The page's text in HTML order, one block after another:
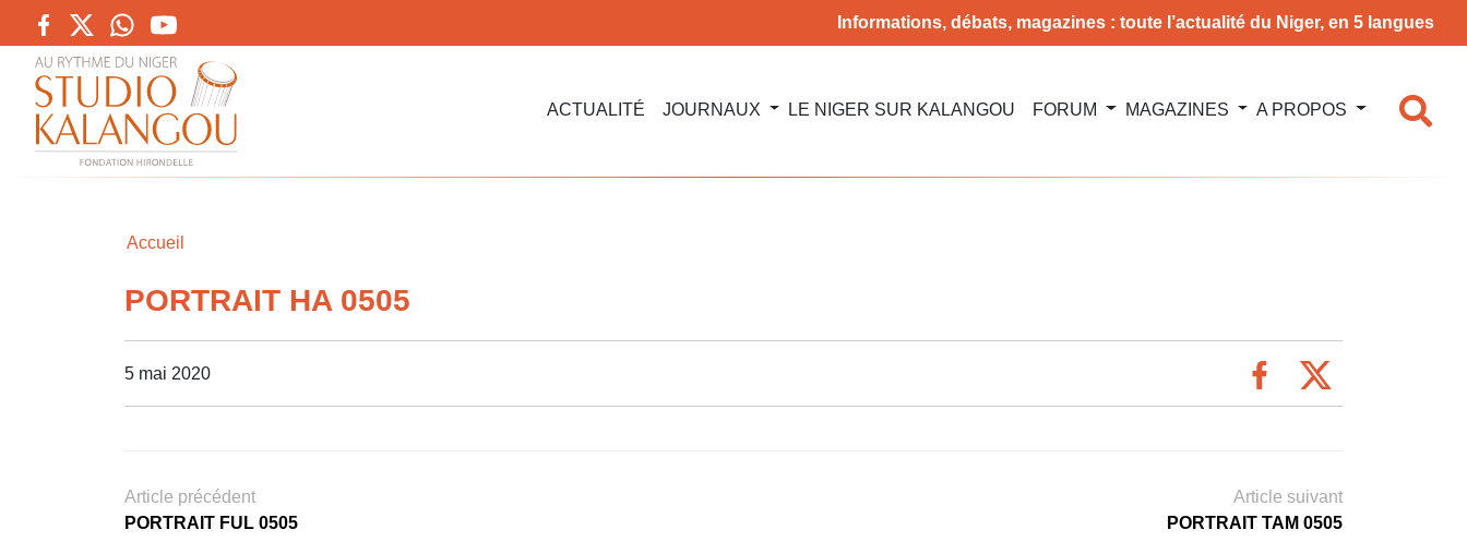
Informations, débats, magazines : toute l’actualité du Niger, en 5 langues
ACTUALITÉ JOURNAUX LE NIGER SUR KALANGOU FORUM MAGAZINES A PROPOS
Accueil
PORTRAIT HA 0505
5 mai 2020
Article précédent
PORTRAIT FUL 0505
Article suivant
PORTRAIT TAM 0505